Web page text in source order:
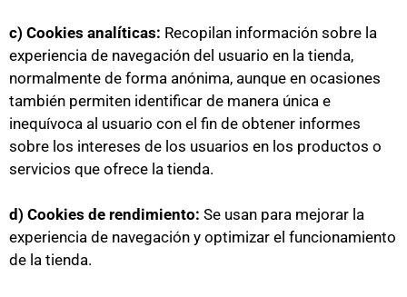
c) Cookies analíticas: Recopilan información sobre la
experiencia de navegación del usuario en la tienda,
normalmente de forma anónima, aunque en ocasiones
también permiten identificar de manera única e
inequívoca al usuario con el fin de obtener informes
sobre los intereses de los usuarios en los productos o
servicios que ofrece la tienda.
d) Cookies de rendimiento: Se usan para mejorar la
experiencia de navegación y optimizar el funcionamiento
de la tienda.